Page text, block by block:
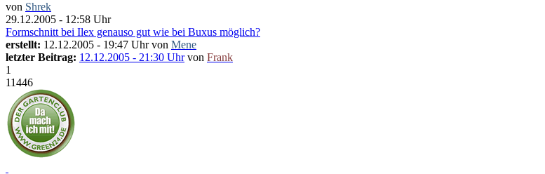
von Shrek
29.12.2005 - 12:58 Uhr
Formschnitt bei Ilex genauso gut wie bei Buxus möglich?
erstellt: 12.12.2005 - 19:47 Uhr von Mene
letzter Beitrag: 12.12.2005 - 21:30 Uhrvon Frank
1
11446